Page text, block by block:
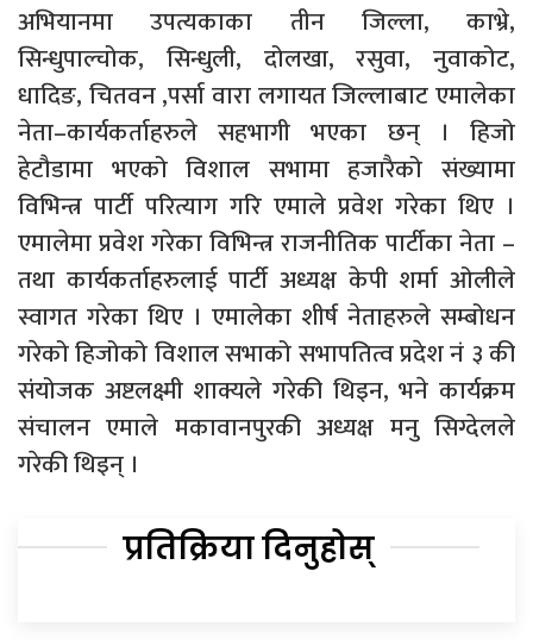
अभियानमा उपत्यकाका तीन जिल्ला, काभ्रे,
सिन्धुपाल्चोक, सिन्धुली, दोलखा, रसुवा, नुवाकोट,
धादिङ, चितवन ,पर्सा वारा लगायत जिल्लाबाट एमालेका
नेता–कार्यकर्ताहरुले सहभागी भएका छन् । हिजो
हेटौडामा भएको विशाल सभामा हजारैको संख्यामा
विभिन्त्र पार्टी परित्याग गरि एमाले प्रवेश गरेका थिए ।
एमालेमा प्रवेश गरेका विभिन्त्र राजनीतिक पार्टीका नेता –
तथा कार्यकर्ताहरुलाई पार्टी अध्यक्ष केपी शर्मा ओलीले
स्वागत गरेका थिए । एमालेका शीर्ष नेताहरुले सम्बोधन
गरेको हिजोको विशाल सभाको सभापतित्व प्रदेश नं ३ की
संंयोजक अष्टलक्ष्मी शाक्यले गरेकी थिइन, भने कार्यक्रम
संचालन एमाले मकावानपुरकी अध्यक्ष मनु सिग्देलले
गरेकी थिइन् ।
प्रतिक्रिया दिनुहोस्